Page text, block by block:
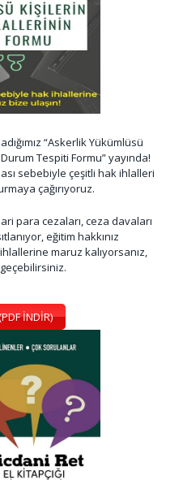
“Askerlik Yükümlüsü
Tespiti Formu” yayında!
sebebiyle çeşitli hak ihlalleri
çağırıyoruz.
para cezaları, ceza davaları
eğitim hakkınız
maruz kalıyorsanız,
İNDİR)